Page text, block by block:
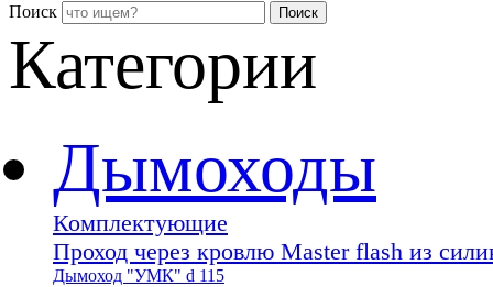
Поиск Поиск
Категории
Дымоходы
Комплектующие
Проход через кровлю Master flash из
Дымоход "УМК" d 115